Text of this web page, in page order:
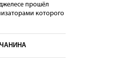
прошёл
которого